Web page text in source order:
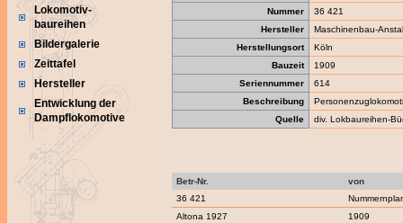
Lokomotiv-
baureihen
Bildergalerie
Zeittafel
Hersteller
Entwicklung der
Dampflokomotive
Nummer
36 421
Hersteller
Maschinenbau-
Herstellungsort
Köln
Bauzeit
1909
Seriennummer
614
Beschreibung
Quelle
div. Lokbaureihen-
Betr-Nr.
von
36 421
Altona 1927
1909